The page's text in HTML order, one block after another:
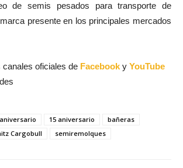
de semis pesados para transporte de
presente en los principales mercados
canales oficiales de Facebooky YouTube
15 aniversario
bañeras
Cargobull semiremolques